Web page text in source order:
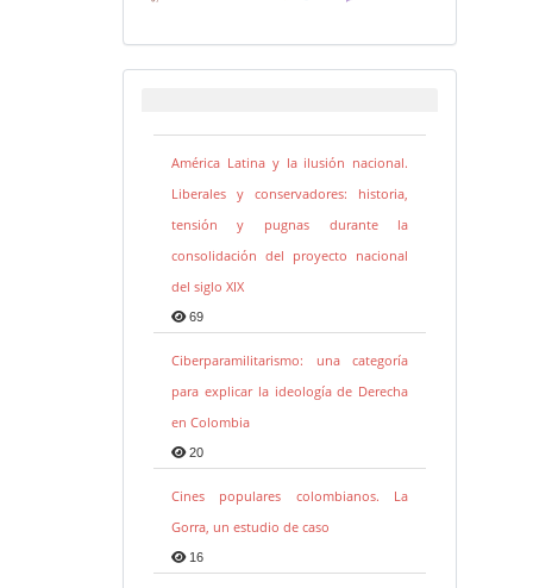
América Latina y la ilusión nacional.
Liberales y conservadores: historia,
tensión y pugnas durante la
consolidación del proyecto nacional
del siglo XIX
69
Ciberparamilitarismo: una categoría
para explicar la ideología de Derecha
en Colombia
20
Cines populares colombianos. La
Gorra, un estudio de caso
16